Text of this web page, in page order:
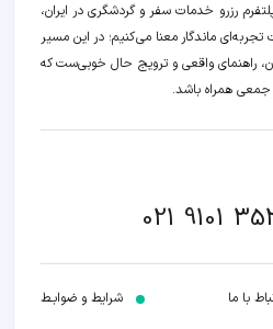
رزرو خدمات سفر و گردشگری در ایران،
ماندگار معنا می‌کنیم؛ در این مسیر‍
راهنمای واقعی و ترویج حال خوبی‌ست که
همراه باشد.
021 9101
با ما شرایط و ضوابـط